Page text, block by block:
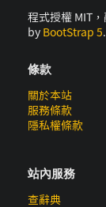
程式授權 MIT
by BootStrap 5.
條款
關於本站
服務條款
隱私權條款
站內服務
查辭典